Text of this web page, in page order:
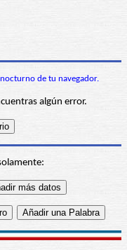
de tu navegador.
algún error.